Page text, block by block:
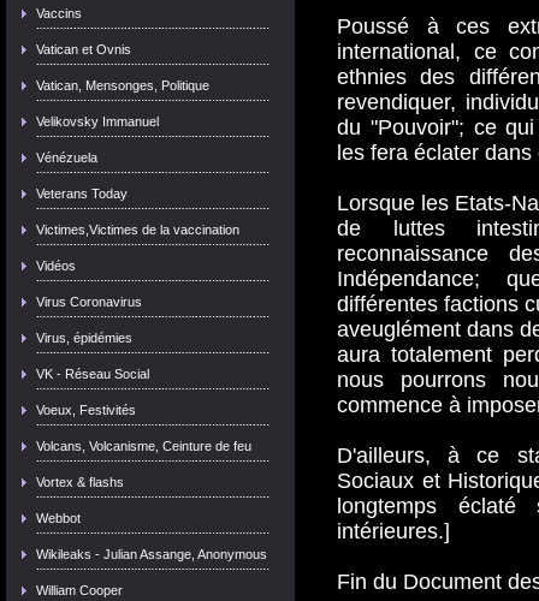
Vaccins
Vatican et Ovnis
Vatican, Mensonges, Politique
Velikovsky Immanuel
Vénézuela
Veterans Today
Victimes,Victimes de la vaccination
Vidéos
Virus Coronavirus
Virus, épidémies
VK - Réseau Social
Voeux, Festivités
Volcans, Volcanisme, Ceinture de feu
Vortex & flashs
Webbot
Wikileaks - Julian Assange, Anonymous
William Cooper
Poussé à ces
international, ce
ethnies des
revendiquer,
du "Pouvoir"; ce
les fera éclater
Lorsque les Etats-
de luttes
reconnaissance
Indépendance;
différentes factions
aveuglément dans
aura totalement
nous pourrons
commence à
D'ailleurs, à ce
Sociaux et
longtemps
intérieures.]
Fin du Document